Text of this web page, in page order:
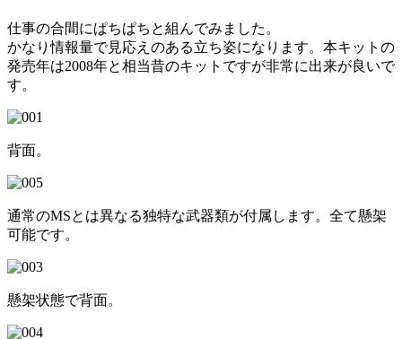
仕事の合間にぱちぱちと組んでみました。
かなり情報量で見応えのある立ち姿になります。本キットの
発売年は2008年と相当昔のキットですが非常に出来が良いで
す。
背面。
通常のMSとは異なる独特な武器類が付属します。全て懸架
可能です。
懸架状態で背面。